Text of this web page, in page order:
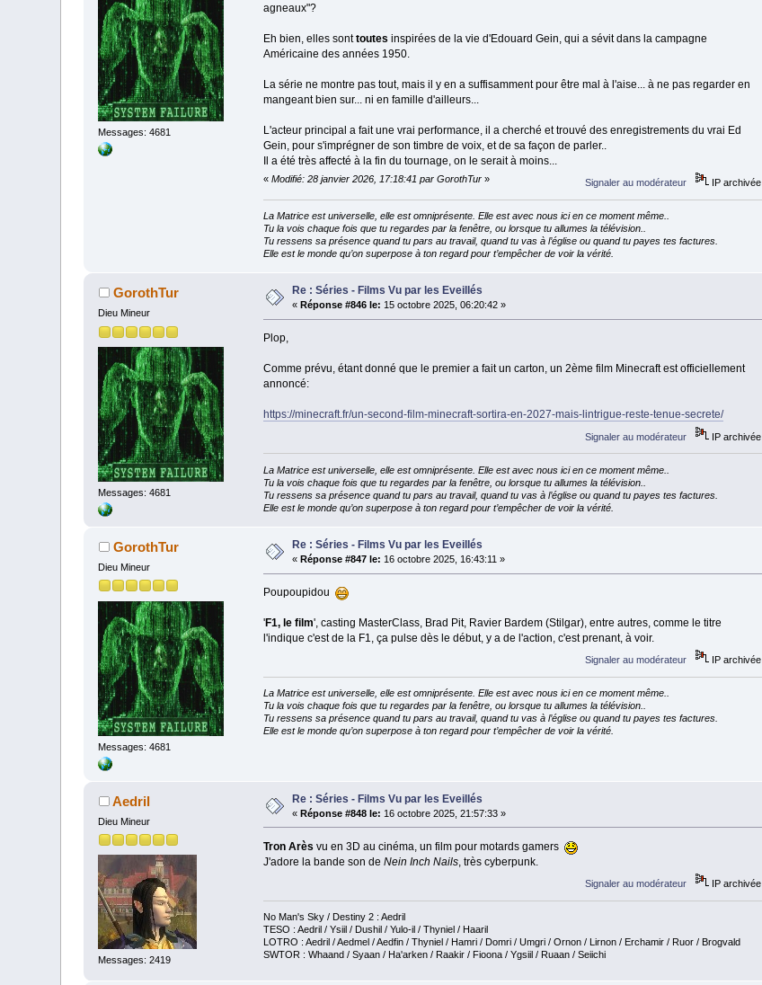
Messages: 4681
agneaux"?
Eh bien, elles sonttoutes inspirées de la vie d'Edouard Gein, qui a sévit dans la campagne
Américaine des années 1950.
La série ne montre pas tout, mais il y en a suffisamment pour être mal à l'aise... à ne pas regarder en
mangeant bien sur... ni en famille d'ailleurs...
L'acteur principal a fait une vrai performance, il a cherché et trouvé des enregistrements du vrai Ed
Gein, pour s'imprégner de son timbre de voix, et de sa façon de parler..
Il a été très affecté à la fin du tournage, on le serait à moins...
« Modifié: 28 janvier 2026, 17:18:41 par GorothTur» Signaler au modérateur IP archivée
La Matrice est universelle, elle est omniprésente. Elle est avec nous ici en ce moment même..
Tu la vois chaque fois que tu regardes par la fenêtre, ou lorsque tu allumes la télévision..
Tu ressens sa présence quand tu pars au travail, quand tu vas à l’église ou quand tu payes tes factures.
Elle est le monde qu’on superpose à ton regard pour t’empêcher de voir la vérité.
GorothTur
Dieu Mineur
Messages: 4681
Re : Séries - Films Vu par les Eveillés
« Réponse #846 le: 15 octobre 2025, 06:20:42 »
Plop,
Comme prévu, étant donné que le premier a fait un carton, un 2ème film Minecraft est officiellement
annoncé:
https://minecraft.fr/un-second-film-minecraft-sortira-en-2027-mais-lintrigue-reste-tenue-secrete/
Signaler au modérateur IP archivée
La Matrice est universelle, elle est omniprésente. Elle est avec nous ici en ce moment même..
Tu la vois chaque fois que tu regardes par la fenêtre, ou lorsque tu allumes la télévision..
Tu ressens sa présence quand tu pars au travail, quand tu vas à l’église ou quand tu payes tes factures.
Elle est le monde qu’on superpose à ton regard pour t’empêcher de voir la vérité.
GorothTur
Dieu Mineur
Messages: 4681
Re : Séries - Films Vu par les Eveillés
«Réponse #847 le: 16 octobre 2025, 16:43:11 »
Poupoupidou
'F1, le film', casting MasterClass, Brad Pit, Ravier Bardem (Stilgar), entre autres, comme le titre
l'indique c'est de la F1, ça pulse dès le début, y a de l'action, c'est prenant, à voir.
Signaler au modérateur IP archivée
La Matrice est universelle, elle est omniprésente. Elle est avec nous ici en ce moment même..
Tu la vois chaque fois que tu regardes par la fenêtre, ou lorsque tu allumes la télévision..
Tu ressens sa présence quand tu pars au travail, quand tu vas à l’église ou quand tu payes tes factures.
Elle est le monde qu’on superpose à ton regard pour t’empêcher de voir la vérité.
Aedril
Dieu Mineur
Messages: 2419
Re : Séries - Films Vu par les Eveillés
«Réponse #848 le: 16 octobre 2025, 21:57:33 »
Tron Arès vu en 3D au cinéma, un film pour motards gamers
J'adore la bande son de Nein Inch Nails, très cyberpunk.
Signaler au modérateur IP archivée
No Man's Sky / Destiny 2 : Aedril
TESO : Aedril / Ysiil / Dushil / Yulo-il / Thyniel / Haaril
LOTRO : Aedril / Aedmel / Aedfin / Thyniel / Hamri / Domri / Umgri / Ornon / Lirnon / Erchamir / Ruor / Brogvald
SWTOR : Whaand / Syaan / Ha'arken / Raakir / Fioona / Ygsiil / Ruaan / Seiichi